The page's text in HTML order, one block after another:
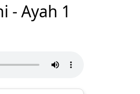
- Ayah 1